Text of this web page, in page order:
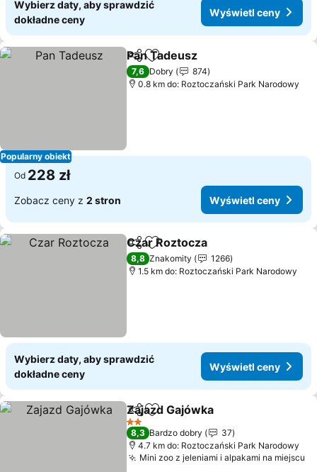
Wybierz daty, aby sprawdzić
dokładne ceny
Wyświetl ceny
Popularny obiekt
Udostępnij
Dodaj do ulubionych
Pan Tadeusz
7,6 Dobry
874
0.8 km do: Roztoczański Park Narodowy
Od 228 zł
Zobacz ceny z 2 stron Wyświetl ceny
Udostępnij
Dodaj do ulubionych
Czar Roztocza
8,8 Znakomity
1266
1.5 km do: Roztoczański Park Narodowy
Wybierz daty, aby sprawdzić
dokładne ceny
Wyświetl ceny
Udostępnij
Dodaj do ulubionych
Zajazd Gajówka
2 Kategoria
8,3 Bardzo dobry
37
4.7 km do: Roztoczański Park Narodowy
Mini zoo z jeleniami i alpakami na miejscu